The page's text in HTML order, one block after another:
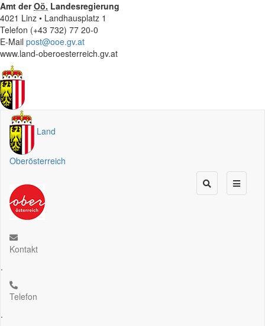
Amt derOö. Landesregierung
4021 Linz • Landhausplatz 1
Telefon (+43 732) 77 20-0
E-Mail post@ooe.gv.at
www.land-oberoesterreich.gv.at
Land
Oberösterreich
Kontakt
.
Telefon
.